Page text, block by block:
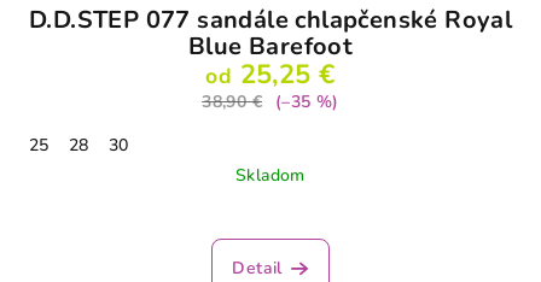
D.D.STEP 077 sandále chlapčenské Royal
Blue Barefoot
od 25,25 €
38,90 €
(–35 %)
25
28
30
Skladom
hodnotenie
produktu
Detail